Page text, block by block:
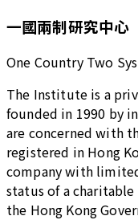
一國兩制研究中心
One Country Two
The Institute is a
founded in 1990 by
are concerned with
registered in Hong
company with
status of a
the Hong Kong